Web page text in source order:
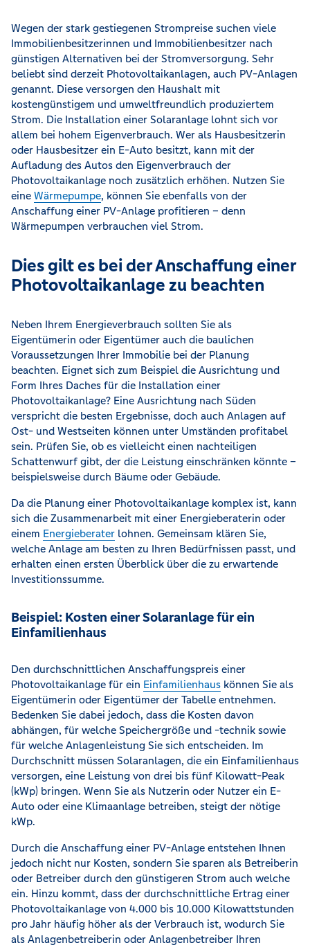
Wegen der stark gestiegenen Strompreise suchen viele
Immobilienbesitzerinnen und Immobilienbesitzer nach
günstigen Alternativen bei der Stromversorgung. Sehr
beliebt sind derzeit Photovoltaikanlagen, auch PV-Anlagen
genannt. Diese versorgen den Haushalt mit
kostengünstigem und umweltfreundlich produziertem
Strom. Die Installation einer Solaranlage lohnt sich vor
allem bei hohem Eigenverbrauch. Wer als Hausbesitzerin
oder Hausbesitzer ein E-Auto besitzt, kann mit der
Aufladung des Autos den Eigenverbrauch der
Photovoltaikanlage noch zusätzlich erhöhen. Nutzen Sie
eine Wärmepumpe, können Sie ebenfalls von der
Anschaffung einer PV-Anlage profitieren – denn
Wärmepumpen verbrauchen viel Strom.
Dies gilt es bei der Anschaffung einer
Photovoltaikanlage zu beachten
Neben Ihrem Energieverbrauch sollten Sie als
Eigentümerin oder Eigentümer auch die baulichen
Voraussetzungen Ihrer Immobilie bei der Planung
beachten. Eignet sich zum Beispiel die Ausrichtung und
Form Ihres Daches für die Installation einer
Photovoltaikanlage? Eine Ausrichtung nach Süden
verspricht die besten Ergebnisse, doch auch Anlagen auf
Ost- und Westseiten können unter Umständen profitabel
sein. Prüfen Sie, ob es vielleicht einen nachteiligen
Schattenwurf gibt, der die Leistung einschränken könnte –
beispielsweise durch Bäume oder Gebäude.
Da die Planung einer Photovoltaikanlage komplex ist, kann
sich die Zusammenarbeit mit einer Energieberaterin oder
einem Energieberater lohnen. Gemeinsam klären Sie,
welche Anlage am besten zu Ihren Bedürfnissen passt, und
erhalten einen ersten Überblick über die zu erwartende
Investitionssumme.
Beispiel: Kosten einer Solaranlage für ein
Einfamilienhaus
Den durchschnittlichen Anschaffungspreis einer
Photovoltaikanlage für ein Einfamilienhaus können Sie als
Eigentümerin oder Eigentümer der Tabelle entnehmen.
Bedenken Sie dabei jedoch, dass die Kosten davon
abhängen, für welche Speichergröße und -technik sowie
für welche Anlagenleistung Sie sich entscheiden. Im
Durchschnitt müssen Solaranlagen, die ein Einfamilienhaus
versorgen, eine Leistung von drei bis fünf Kilowatt-Peak
(kWp) bringen. Wenn Sie als Nutzerin oder Nutzer ein E-
Auto oder eine Klimaanlage betreiben, steigt der nötige
kWp.
Durch die Anschaffung einer PV-Anlage entstehen Ihnen
jedoch nicht nur Kosten, sondern Sie sparen als Betreiberin
oder Betreiber durch den günstigeren Strom auch welche
ein. Hinzu kommt, dass der durchschnittliche Ertrag einer
Photovoltaikanlage von 4.000 bis 10.000 Kilowattstunden
pro Jahr häufig höher als der Verbrauch ist, wodurch Sie
als Anlagenbetreiberin oder Anlagenbetreiber Ihren